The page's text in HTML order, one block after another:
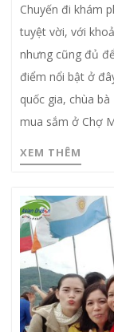
Chuyến đi khám
tuyệt vời, với
nhưng cũng đủ
điểm nổi bật ở
quốc gia, chùa
mua sắm ở Chợ
XEM THÊM